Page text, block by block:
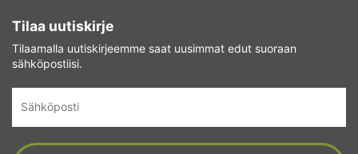
Tilaa uutiskirje
Tilaamalla uutiskirjeemme saat uusimmat edut suoraan
sähköpostiisi.